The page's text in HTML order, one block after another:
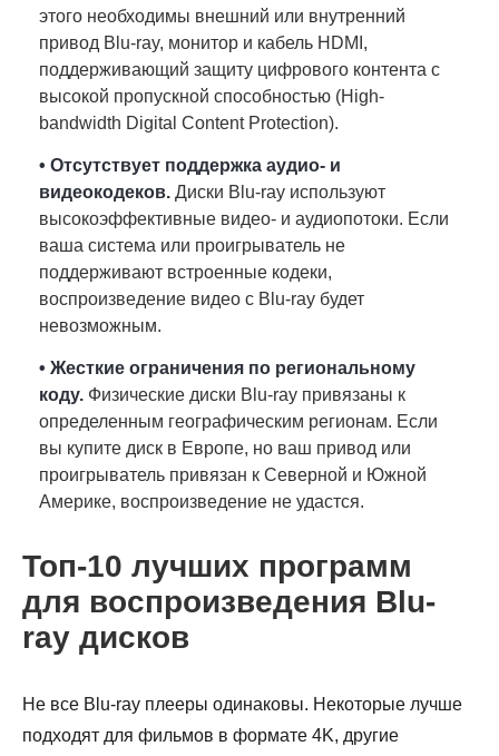
этого необходимы внешний или внутренний
привод Blu-ray, монитор и кабель HDMI,
поддерживающий защиту цифрового контента с
высокой пропускной способностью (High-
bandwidth Digital Content Protection).
• Отсутствует поддержка аудио- и
видеокодеков. Диски Blu-ray используют
высокоэффективные видео- и аудиопотоки. Если
ваша система или проигрыватель не
поддерживают встроенные кодеки,
воспроизведение видео с Blu-ray будет
невозможным.
• Жесткие ограничения по региональному
коду. Физические диски Blu-ray привязаны к
определенным географическим регионам. Если
вы купите диск в Европе, но ваш привод или
проигрыватель привязан к Северной и Южной
Америке, воспроизведение не удастся.
Топ-10 лучших программ
для воспроизведения Blu-
ray дисков
Не все Blu-ray плееры одинаковы. Некоторые лучше
подходят для фильмов в формате 4K, другие